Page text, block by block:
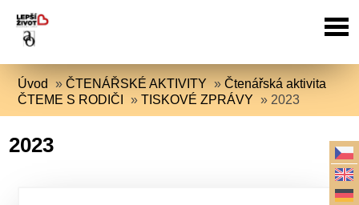
Úvod »ČTENÁŘSKÉ AKTIVITY »Čtenářská aktivita
ČTEME S RODIČI
»TISKOVÉ ZPRÁVY » 2023
2023